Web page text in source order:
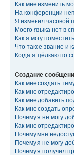
Как мне изменить
На конференции
Я изменил часовой
Моего языка нет в
Как я могу
Что такое звание и
Когда я щёлкаю по
Создание
Как мне создать
Как мне
Как мне добавить
Как мне создать
Почему я не могу
Как мне
Почему мне
Почему я не могу
Почему я получил